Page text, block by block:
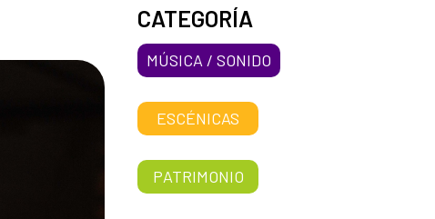
CATEGORÍA
MÚSICA / SONIDO
ESCÉNICAS
PATRIMONIO